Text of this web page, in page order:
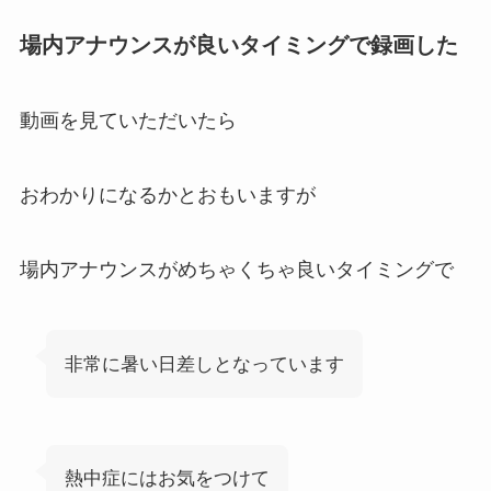
場内アナウンスが良いタイミングで録画した
動画を見ていただいたら
おわかりになるかとおもいますが
場内アナウンスがめちゃくちゃ良いタイミングで
非常に暑い日差しとなっています
熱中症にはお気をつけて